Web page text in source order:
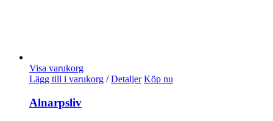
Visa varukorg
Lägg till i varukorg / Detaljer Köp nu
Alnarpsliv